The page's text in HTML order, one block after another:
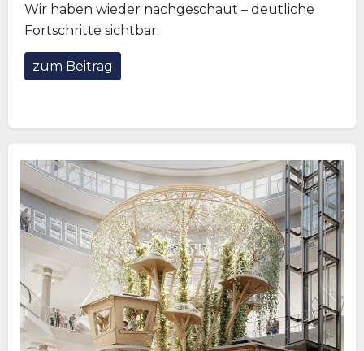
Wir haben wieder nachgeschaut – deutliche
Fortschritte sichtbar.
zum Beitrag